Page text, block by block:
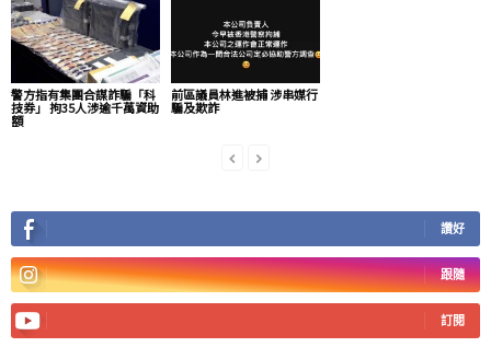
警方指有集團合謀詐騙「科
技券」 拘35人涉逾千萬資助
額
前區議員林進被捕 涉串媒行
騙及欺詐
讚好
跟隨
訂閱